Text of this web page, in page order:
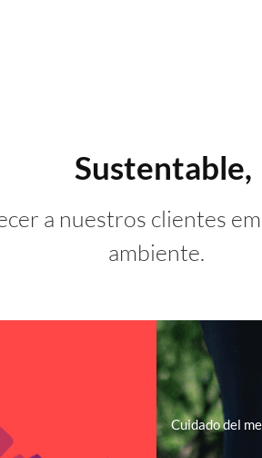
Sustentable,
a nuestros clientes
ambiente.
Cuidado del